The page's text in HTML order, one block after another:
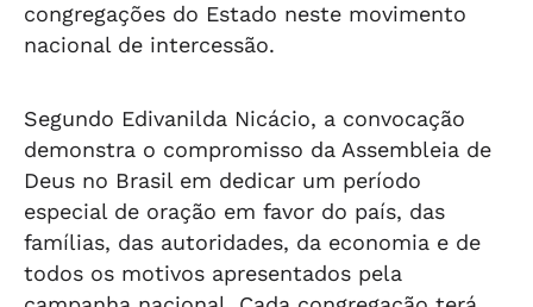
congregações do Estado neste movimento
nacional de intercessão.
Segundo Edivanilda Nicácio, a convocação
demonstra o compromisso da Assembleia de
Deus no Brasil em dedicar um período
especial de oração em favor do país, das
famílias, das autoridades, da economia e de
todos os motivos apresentados pela